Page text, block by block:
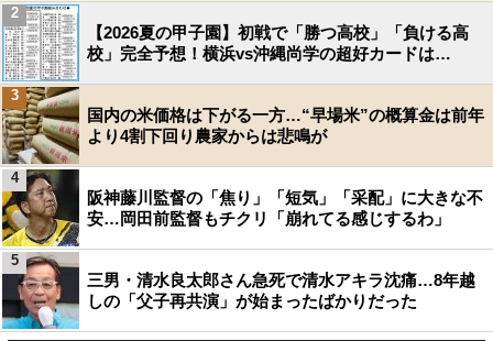
【2026夏の甲子園】初戦で「勝つ高校」「負ける高
校」完全予想！横浜vs沖縄尚学の超好カードは…
2
国内の米価格は下がる一方…“早場米”の概算金は前年
より4割下回り農家からは悲鳴が
3
阪神藤川監督の「焦り」「短気」「采配」に大きな不
安…岡田前監督もチクリ「崩れてる感じするわ」
4
三男・清水良太郎さん急死で清水アキラ沈痛…8年越
しの「父子再共演」が始まったばかりだった
5